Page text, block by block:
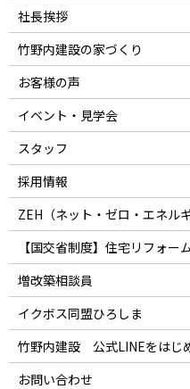
社長挨拶
竹野内建設の家づくり
お客様の声
イベント・見学会
スタッフ
採用情報
ZEH（ネット・ゼロ・エネル
【国交省制度】住宅リフォー
増改築相談員
イクボス同盟ひろしま
竹野内建設 公式LINEをはじ
お問い合わせ